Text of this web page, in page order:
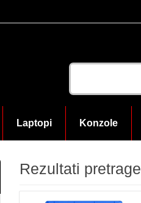
Laptopi Konzole
Rezultati pretrage